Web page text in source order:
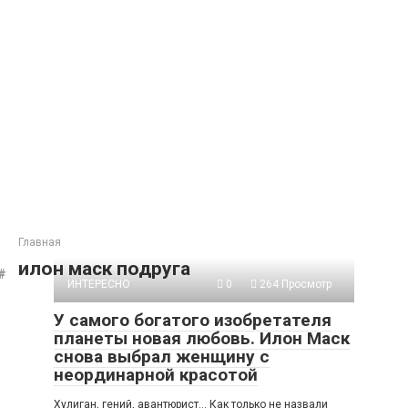
Главная
илон маск подруга
ИНТЕРЕСНО 0 264 Просмотр
У самого богатого изобретателя
планеты новая любовь. Илон Маск
снова выбрал женщину с
неординарной красотой
Хулиган, гений, авантюрист… Как только не назвали